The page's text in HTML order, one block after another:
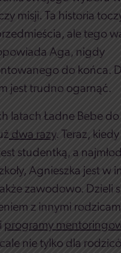
misji. Ta historia
ale tego
Aga, nigdy
do końca.
jest trudno ogarnąć.
latach Ładne Bebe
dwa razy. Teraz,
studentką, a
Agnieszka jest w
zawodowo. Dzieli
z innymi
i programy
nie tylko dla